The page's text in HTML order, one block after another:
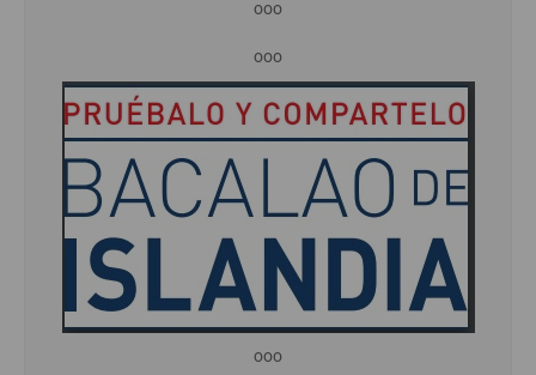
ooo
ooo
ooo